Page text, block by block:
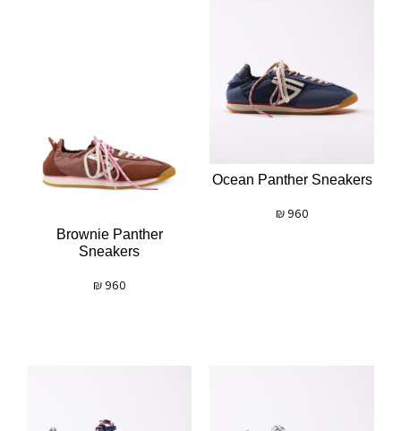
Ocean Panther Sneakers
960
₪
Brownie Panther
Sneakers
960
₪